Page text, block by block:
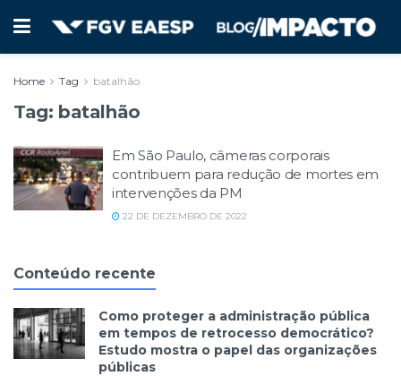
Home Tag batalhão
Tag: batalhão
Em São Paulo, câmeras corporais
contribuem para redução de mortes em
intervenções da PM
22 DE DEZEMBRO DE 2022
Conteúdo recente
Como proteger a administração pública
em tempos de retrocesso democrático?
Estudo mostra o papel das organizações
públicas